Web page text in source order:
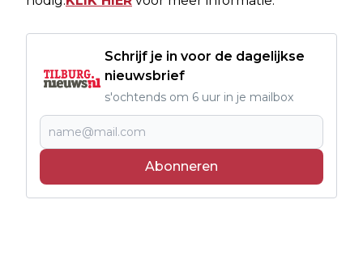
Schrijf je in voor de dagelijkse
nieuwsbrief
s'ochtends om 6 uur in je mailbox
Abonneren